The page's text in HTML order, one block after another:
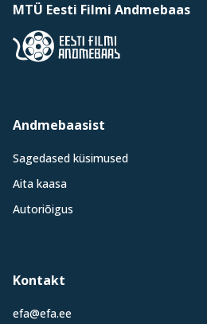
MTÜ Eesti Filmi Andmebaas
Andmebaasist
Sagedased küsimused
Aita kaasa
Autoriõigus
Kontakt
efa@efa.ee